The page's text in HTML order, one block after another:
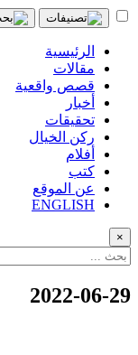
الرئيسية
مقالات
قصص واقعية
أخبار
تحقيقات
ركن الخيال
أفلام
كتب
عن الموقع
ENGLISH
×
2022-06-29